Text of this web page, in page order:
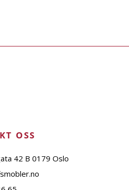
OSS
42 B 0179 Oslo